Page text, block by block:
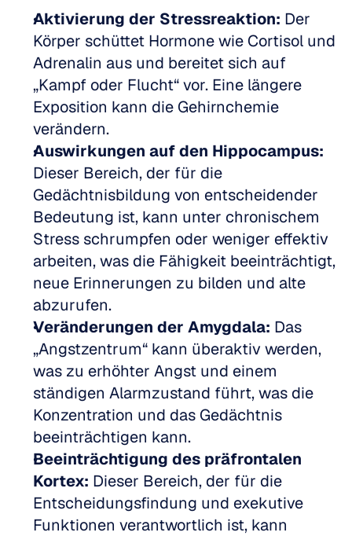
Aktivierung der Stressreaktion: Der
Körper schüttet Hormone wie Cortisol und
Adrenalin aus und bereitet sich auf
„Kampf oder Flucht“ vor. Eine längere
Exposition kann die Gehirnchemie
verändern.
Auswirkungen auf den Hippocampus:
Dieser Bereich, der für die
Gedächtnisbildung von entscheidender
Bedeutung ist, kann unter chronischem
Stress schrumpfen oder weniger effektiv
arbeiten, was die Fähigkeit beeinträchtigt,
neue Erinnerungen zu bilden und alte
abzurufen.
Veränderungen der Amygdala: Das
„Angstzentrum“ kann überaktiv werden,
was zu erhöhter Angst und einem
ständigen Alarmzustand führt, was die
Konzentration und das Gedächtnis
beeinträchtigen kann.
Beeinträchtigung des präfrontalen
Kortex: Dieser Bereich, der für die
Entscheidungsfindung und exekutive
Funktionen verantwortlich ist, kann